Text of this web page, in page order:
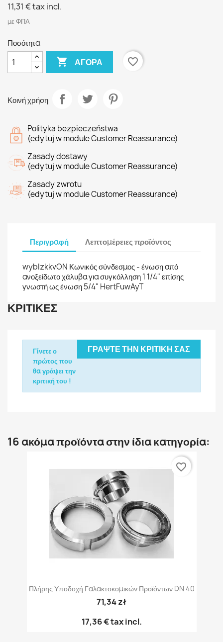
11,31 €tax incl.
με ΦΠΑ
Ποσότητα
 ΑΓΟΡΆ favorite_border
Κοινή χρήση
Polityka bezpieczeństwa
(edytuj w module Customer Reassurance)
Zasady dostawy
(edytuj w module Customer Reassurance)
Zasady zwrotu
(edytuj w module Customer Reassurance)
Περιγραφή Λεπτομέρειες προϊόντος
wybIzkkvON Κωνικός σύνδεσμος - ένωση από
ανοξείδωτο χάλυβα για συγκόλληση 1 1/4" επίσης
γνωστή ως ένωση 5/4" HertFuwAyT
ΚΡΙΤΙΚΈΣ
ΓΡΆΨΤΕ ΤΗΝ ΚΡΙΤΙΚΉ ΣΑΣ
Γίνετε ο
πρώτος που
θα γράψει την
κριτική του !
16 ακόμα προϊόντα στην ίδια κατηγορία:
Πλήρης Υποδοχή Γαλακτοκομικών Προϊόντων DN 40
71,34 zł
17,36 €tax incl.
favorite_border